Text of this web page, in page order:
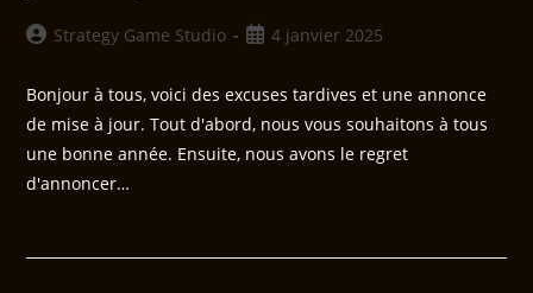
Strategy Game Studio 4 janvier 2025
Bonjour à tous, voici des excuses tardives et une annonce
de mise à jour. Tout d'abord, nous vous souhaitons à tous
une bonne année. Ensuite, nous avons le regret
d'annoncer…